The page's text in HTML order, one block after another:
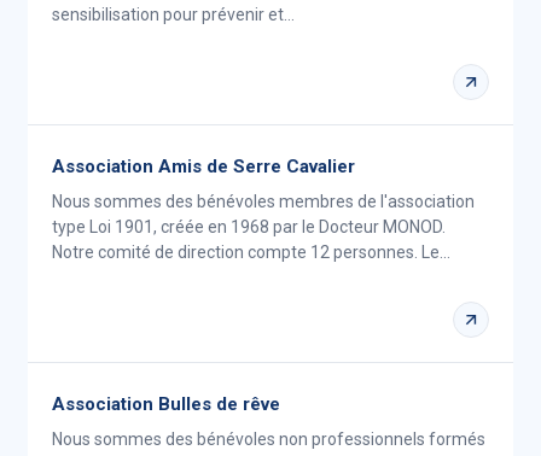
sensibilisation pour prévenir et…
Association Amis de Serre Cavalier
Nous sommes des bénévoles membres de l'association
type Loi 1901, créée en 1968 par le Docteur MONOD.
Notre comité de direction compte 12 personnes. Le…
Association Bulles de rêve
Nous sommes des bénévoles non professionnels formés